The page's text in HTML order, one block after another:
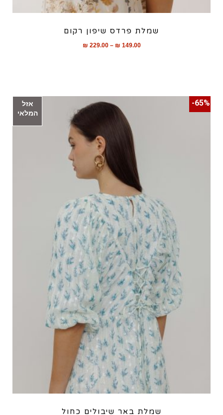
שמלת פרדס שיפון רקום
₪ 149.00
–
₪ 229.00
אזל
המלאי
65%-
שמלת באר שיבולים כחול